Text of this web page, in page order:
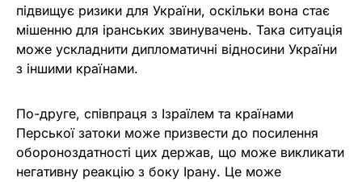
підвищує ризики для України, оскільки вона стає
мішенню для іранських звинувачень. Така ситуація
може ускладнити дипломатичні відносини України
з іншими країнами.
По-друге, співпраця з Ізраїлем та країнами
Перської затоки може призвести до посилення
обороноздатності цих держав, що може викликати
негативну реакцію з боку Ірану. Це може